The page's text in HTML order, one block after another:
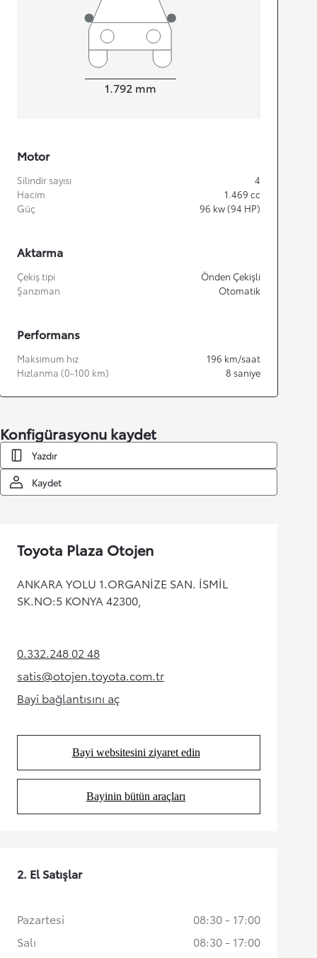
Width
1.792 mm
Motor
Silindir sayısı
4
Hacim
1.469 cc
Güç
96 kw (94 HP)
Aktarma
Çekiş tipi
Önden Çekişli
Şanzıman
Otomatik
Performans
Maksimum hız 196 km/saat
Hızlanma (0-100 km)
8 saniye
Konfigürasyonu kaydet
Yazdır
Kaydet
Toyota Plaza Otojen
ANKARA YOLU 1.ORGANİZE SAN. İSMİL
SK.NO:5 KONYA 42300,
0.332.248 02 48(Opens in new tab)
satis@otojen.toyota.com.tr
(Opens in new tab)
Bayi bağlantısını aç
(Opens in new tab)
Bayi websitesini ziyaret edin
(Opens in new tab)
Bayinin bütün araçları
(Opens in new tab)
2. El Satışlar
Pazartesi
08:30 - 17:00
Salı
08:30 - 17:00